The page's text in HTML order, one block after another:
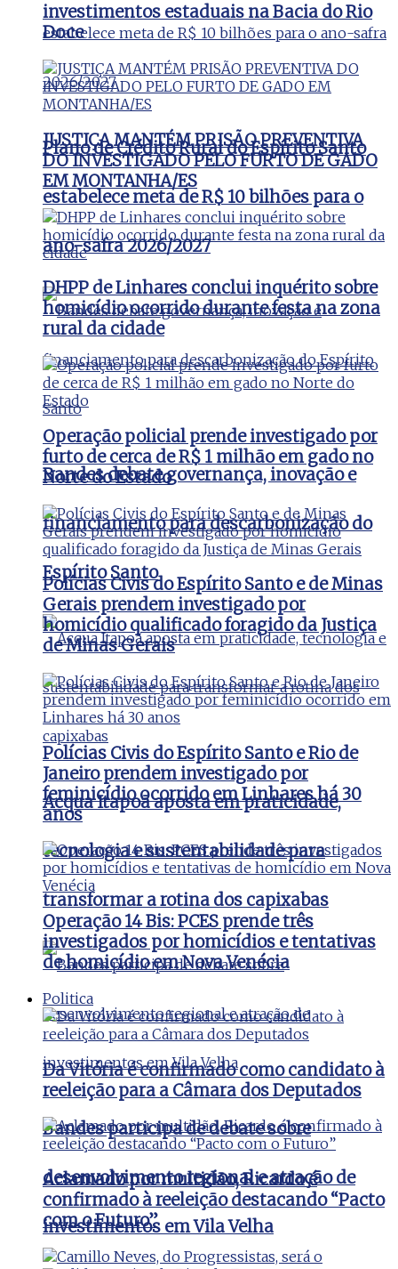
Plano de Crédito Rural do Espírito Santo
estabelece meta de R$ 10 bilhões para o
ano-safra 2026/2027
Bandes debate governança, inovação e
financiamento para descarbonização do
Espírito Santo
Acqua Itapoã aposta em praticidade,
tecnologia e sustentabilidade para
transformar a rotina dos capixabas
Bandes participa de debate sobre
desenvolvimento regional e atração de
investimentos em Vila Velha
investimentos estaduais na Bacia do Rio
Doce
JUSTIÇA MANTÉM PRISÃO PREVENTIVA
DO INVESTIGADO PELO FURTO DE GADO
EM MONTANHA/ES
DHPP de Linhares conclui inquérito sobre
homicídio ocorrido durante festa na zona
rural da cidade
Operação policial prende investigado por
furto de cerca de R$ 1 milhão em gado no
Norte do Estado
Polícias Civis do Espírito Santo e de Minas
Gerais prendem investigado por
homicídio qualificado foragido da Justiça
de Minas Gerais
Polícias Civis do Espírito Santo e Rio de
Janeiro prendem investigado por
feminicídio ocorrido em Linhares há 30
anos
Operação 14 Bis: PCES prende três
investigados por homicídios e tentativas
de homicídio em Nova Venécia
Politica
Da Vitória é confirmado como candidato à
reeleição para a Câmara dos Deputados
Aclamado por multidão, Ricardo é
confirmado à reeleição destacando “Pacto
com o Futuro”